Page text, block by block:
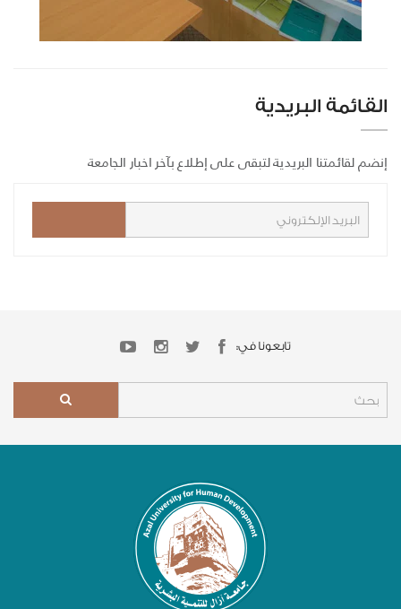
القائمة البريدية
إنضم لقائمتنا البريدية لتبقى على إطلاع بآخر اخبار الجامعة
تابعونا في: